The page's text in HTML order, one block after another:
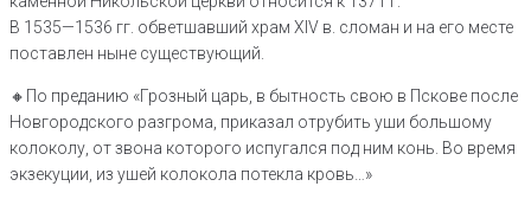
В 1535—1536 гг. обветшавший храм XIV в. сломан и на его месте
поставлен ныне существующий.
🔸По преданию «Грозный царь, в бытность свою в Пскове после
Новгородского разгрома, приказал отрубить уши большому
колоколу, от звона которого испугался под ним конь. Во время
экзекуции, из ушей колокола потекла кровь…»